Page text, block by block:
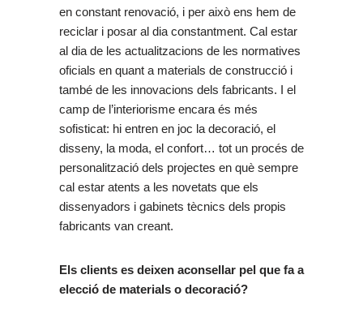
en constant renovació, i per això ens hem de
reciclar i posar al dia constantment. Cal estar
al dia de les actualitzacions de les normatives
oficials en quant a materials de construcció i
també de les innovacions dels fabricants. I el
camp de l’interiorisme encara és més
sofisticat: hi entren en joc la decoració, el
disseny, la moda, el confort… tot un procés de
personalització dels projectes en què sempre
cal estar atents a les novetats que els
dissenyadors i gabinets tècnics dels propis
fabricants van creant.
Els clients es deixen aconsellar pel que fa a
elecció de materials o decoració?